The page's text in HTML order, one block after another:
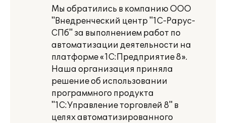
Мы обратились в компанию ООО
"Внедренческий центр "1С-Рарус-
СПб" за выполнением работ по
автоматизации деятельности на
платформе «1С:Предприятие 8».
Наша организация приняла
решение об использовании
программного продукта
"1С:Управление торговлей 8" в
целях автоматизированного